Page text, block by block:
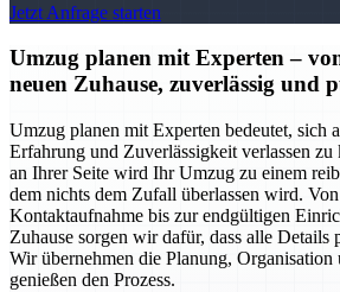
Jetzt Anfrage starten
Umzug planen mit Experten –
neuen Zuhause, zuverlässig und
Umzug planen mit Experten bedeutet, sich
Erfahrung und Zuverlässigkeit verlassen
an Ihrer Seite wird Ihr Umzug zu einem
dem nichts dem Zufall überlassen wird. Von
Kontaktaufnahme bis zur endgültigen
Zuhause sorgen wir dafür, dass alle Details
Wir übernehmen die Planung,
genießen den Prozess.